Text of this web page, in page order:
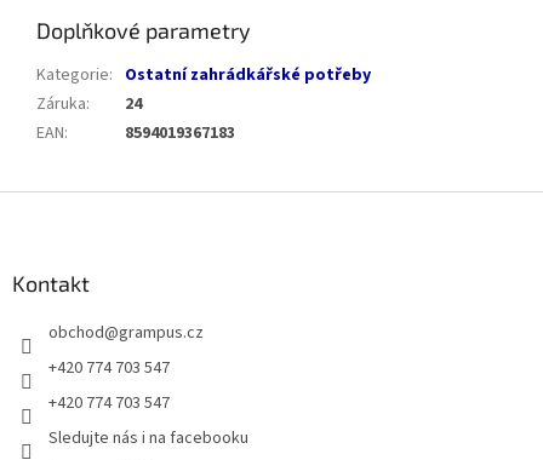
Doplňkové parametry
Kategorie: Ostatní zahrádkářské potřeby
Záruka:
24
EAN: 8594019367183
Kontakt
obchod@grampus.cz
+420 774 703 547
+420 774 703 547
Sledujte nás i na facebooku